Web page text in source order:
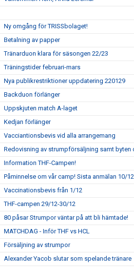
Ny omgång för TRISSbolaget!
Betalning av papper
Tränarduon klara för säsongen 22/23
Träningstider februari-mars
Nya publikrestriktioner uppdatering 220129
Backduon förlänger
Uppskjuten match A-laget
Kedjan förlänger
Vacciantionsbevis vid alla arrangemang
Redovisning av strumpförsäljning samt byten
Information THF-Campen!
Påminnelse om vår camp! Sista anmälan 10/12
Vaccinationsbevis från 1/12
THF-campen 29/12-30/12
80 påsar Strumpor väntar på att bli hämtade!
MATCHDAG - Inför THF vs HCL
Försäljning av strumpor
Alexander Yacob slutar som spelande tränare